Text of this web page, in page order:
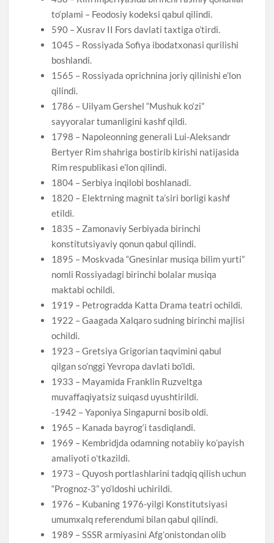
to‘plami – Feodosiy kodeksi qabul qilindi.
590 – Xusrav II Fors davlati taxtiga o’tirdi.
1045 – Rossiyada Sofiya ibodatxonasi qurilishi
boshlandi.
1565 – Rossiyada oprichnina joriy qilinishi e’lon
qilindi.
1786 – Uilyam Gershel “Mushuk ko‘zi”
sayyoralar tumanligini kashf qildi.
1798 – Napoleonning generali Lui-Aleksandr
Bertyer Rim shahriga bostirib kirishi natijasida
Rim respublikasi e’lon qilindi.
1804 – Serbiya inqilobi boshlanadi.
1820 – Elektrning magnit ta’siri borligi kashf
etildi.
1835 – Zamonaviy Serbiyada birinchi
konstitutsiyaviy qonun qabul qilindi.
1895 – Moskvada “Gnesinlar musiqa bilim yurti”
nomli Rossiyadagi birinchi bolalar musiqa
maktabi ochildi.
1919 – Petrogradda Katta Drama teatri ochildi.
1922 – Gaagada Xalqaro sudning birinchi majlisi
ochildi.
1923 – Gretsiya Grigorian taqvimini qabul
qilgan so’nggi Yevropa davlati bo’ldi.
1933 – Mayamida Franklin Ruzveltga
muvaffaqiyatsiz suiqasd uyushtirildi.
-1942 – Yaponiya Singapurni bosib oldi.
1965 – Kanada bayrog‘i tasdiqlandi.
1969 – Kembridjda odamning notabiiy koʻpayish
amaliyoti oʻtkazildi.
1973 – Quyosh portlashlarini tadqiq qilish uchun
“Prognoz-3” yo‘ldoshi uchirildi.
1976 – Kubaning 1976-yilgi Konstitutsiyasi
umumxalq referendumi bilan qabul qilindi.
1989 – SSSR armiyasini Afgʻonistondan olib